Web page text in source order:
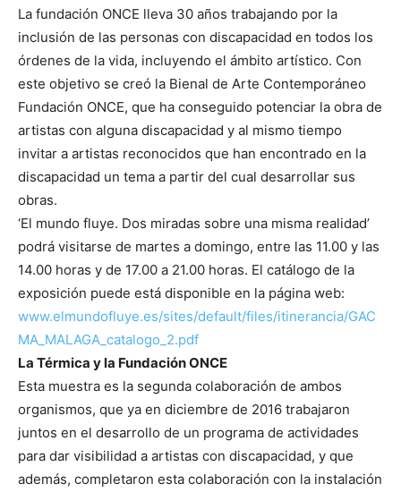
La fundación ONCE lleva 30 años trabajando por la
inclusión de las personas con discapacidad en todos los
órdenes de la vida, incluyendo el ámbito artístico. Con
este objetivo se creó la Bienal de Arte Contemporáneo
Fundación ONCE, que ha conseguido potenciar la obra de
artistas con alguna discapacidad y al mismo tiempo
invitar a artistas reconocidos que han encontrado en la
discapacidad un tema a partir del cual desarrollar sus
obras.
‘El mundo fluye. Dos miradas sobre una misma realidad’
podrá visitarse de martes a domingo, entre las 11.00 y las
14.00 horas y de 17.00 a 21.00 horas. El catálogo de la
exposición puede está disponible en la página web:
www.elmundofluye.es/sites/default/files/itinerancia/GAC
MA_MALAGA_catalogo_2.pdf
La Térmica y la Fundación ONCE
Esta muestra es la segunda colaboración de ambos
organismos, que ya en diciembre de 2016 trabajaron
juntos en el desarrollo de un programa de actividades
para dar visibilidad a artistas con discapacidad, y que
además, completaron esta colaboración con la instalación